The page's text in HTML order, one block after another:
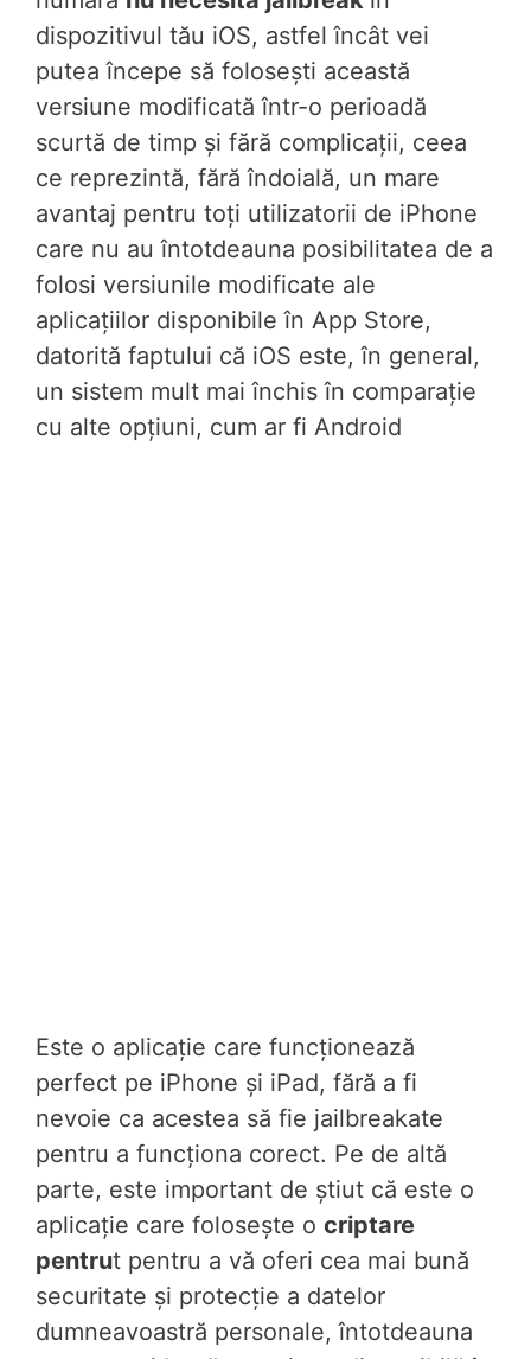
dispozitivul tău iOS, astfel încât vei
putea începe să folosești această
versiune modificată într-o perioadă
scurtă de timp și fără complicații, ceea
ce reprezintă, fără îndoială, un mare
avantaj pentru toți utilizatorii de iPhone
care nu au întotdeauna posibilitatea de a
folosi versiunile modificate ale
aplicațiilor disponibile în App Store,
datorită faptului că iOS este, în general,
un sistem mult mai închis în comparație
cu alte opțiuni, cum ar fi Android
Este o aplicație care funcționează
perfect pe iPhone și iPad, fără a fi
nevoie ca acestea să fie jailbreakate
pentru a funcționa corect. Pe de altă
parte, este important de știut că este o
aplicație care folosește o criptare
pentrut pentru a vă oferi cea mai bună
securitate și protecție a datelor
dumneavoastră personale, întotdeauna